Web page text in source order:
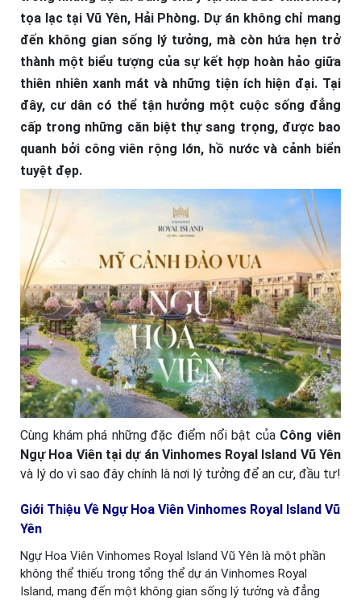
tọa lạc tại Vũ Yên, Hải Phòng. Dự án không chỉ mang
đến không gian sống lý tưởng, mà còn hứa hẹn trở
thành một biểu tượng của sự kết hợp hoàn hảo giữa
thiên nhiên xanh mát và những tiện ích hiện đại. Tại
đây, cư dân có thể tận hưởng một cuộc sống đẳng
cấp trong những căn biệt thự sang trọng, được bao
quanh bởi công viên rộng lớn, hồ nước và cảnh biển
tuyệt đẹp.
Cùng khám phá những đặc điểm nổi bật của Công viên
Ngự Hoa Viên tại dự án Vinhomes Royal Island Vũ Yên
và lý do vì sao đây chính là nơi lý tưởng để an cư, đầu tư!
Giới Thiệu Về Ngự Hoa Viên Vinhomes Royal Island Vũ
Yên
Ngự Hoa Viên Vinhomes Royal Island Vũ Yên là một phần
không thể thiếu trong tổng thể dự án Vinhomes Royal
Island, mang đến một không gian sống lý tưởng và đẳng